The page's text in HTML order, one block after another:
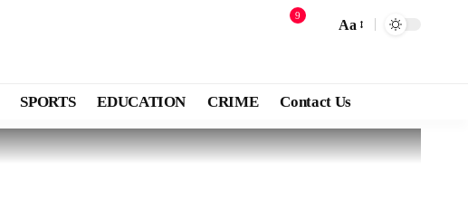
9
Aa
SPORTS EDUCATION CRIME Contact Us